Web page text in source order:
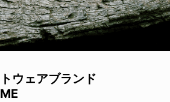
ウェアブランド